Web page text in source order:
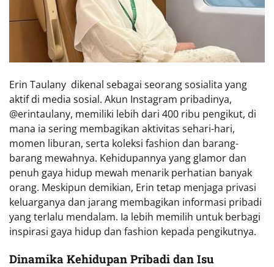
Erin Taulany dikenal sebagai seorang sosialita yang
aktif di media sosial. Akun Instagram pribadinya,
@erintaulany, memiliki lebih dari 400 ribu pengikut, di
mana ia sering membagikan aktivitas sehari-hari,
momen liburan, serta koleksi fashion dan barang-
barang mewahnya. Kehidupannya yang glamor dan
penuh gaya hidup mewah menarik perhatian banyak
orang. Meskipun demikian, Erin tetap menjaga privasi
keluarganya dan jarang membagikan informasi pribadi
yang terlalu mendalam. Ia lebih memilih untuk berbagi
inspirasi gaya hidup dan fashion kepada pengikutnya.
Dinamika Kehidupan Pribadi dan Isu